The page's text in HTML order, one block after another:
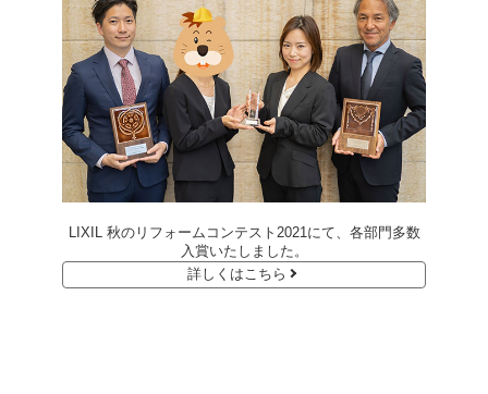
LIXIL 秋のリフォームコンテスト2021にて、各部門多数
入賞いたしました。
詳しくはこちら